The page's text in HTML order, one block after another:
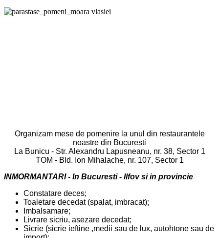
Organizam mese de pomenire la unul din restaurantele
noastre din Bucuresti
La Bunicu - Str. Alexandru Lapusneanu, nr. 38, Sector 1
TOM - Bld. Ion Mihalache, nr. 107, Sector 1
INMORMANTARI - In Bucuresti - Ilfov si in provincie
Constatare deces;
Toaletare decedat (spalat, imbracat);
Imbalsamare;
Livrare sicriu, asezare decedat;
Sicrie (sicrie ieftine ,medii sau de lux, autohtone sau de